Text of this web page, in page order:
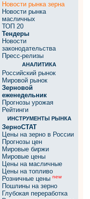
Новости рынка зерна
Новости рынка
масличных
ТОП 20
Тендеры
Новости
законодательства
Пресс-релизы
АНАЛИТИКА
Российский рынок
Мировой рынок
Зерновой
еженедельник
Прогнозы урожая
Рейтинги
ИНСТРУМЕНТЫ РЫНКА
ЗерноСТАТ
Цены на зерно в России
Прогнозы цен
Мировые биржи
Мировые цены
Цены на масличные
Цены на топливо
Розничные цены new
Пошлины на зерно
Глубокая переработка